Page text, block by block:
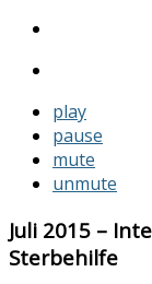
play
pause
mute
unmute
Juli 2015 –
Sterbehilfe